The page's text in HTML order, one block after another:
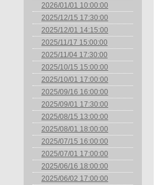
2026/01/01 10:00:00
2025/12/15 17:30:00
2025/12/01 14:15:00
2025/11/17 15:00:00
2025/11/04 17:30:00
2025/10/15 15:00:00
2025/10/01 17:00:00
2025/09/16 16:00:00
2025/09/01 17:30:00
2025/08/15 13:00:00
2025/08/01 18:00:00
2025/07/15 16:00:00
2025/07/01 17:00:00
2025/06/16 18:00:00
2025/06/02 17:00:00